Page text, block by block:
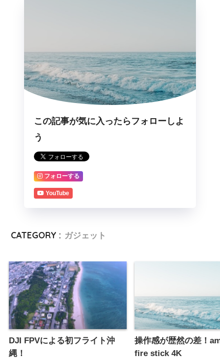
この記事が気に入ったらフォローしよ
う
フォローする
YouTube
CATEGORY : ガジェット
DJI FPVによる初フライト沖
縄！
操作感が歴然の差！
fire stick 4K